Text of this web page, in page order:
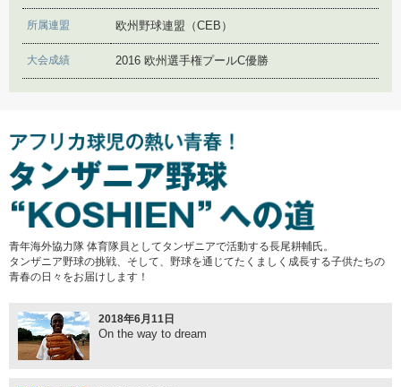
2017年1月16日
Fu×Bic 野球キャラバン ジャカルタ編
2017年1月6日
2016年12月26日
大会結果とセレクション結果
国内クラブチーム大会 Vol.4 (大会の主旨)
国内クラブチーム大会 Vol.3 (日イ友好 国際親善)
所属連盟 欧州野球連盟（CEB）
大会成績 2016 欧州選手権プールC優勝
青年海外協力隊 体育隊員としてタンザニアで活動する長尾耕輔氏。
タンザニア野球の挑戦、そして、野球を通じてたくましく成長する子供たちの
青春の日々をお届けします！
2018年6月11日
On the way to dream